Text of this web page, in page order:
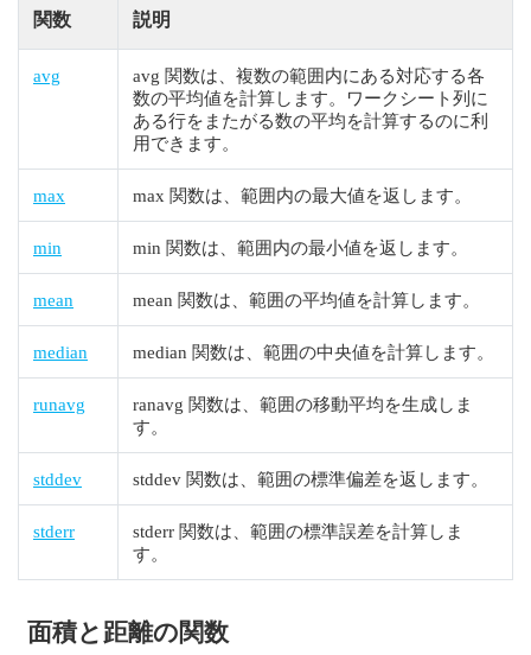
関数 説明
avg
avg 関数は、複数の範囲内にある対応する各
数の平均値を計算します。ワークシート列に
ある行をまたがる数の平均を計算するのに利
用できます。
max max 関数は、範囲内の最大値を返します。
min min 関数は、範囲内の最小値を返します。
mean mean 関数は、範囲の平均値を計算します。
median median 関数は、範囲の中央値を計算します。
runavg
ranavg 関数は、範囲の移動平均を生成しま
す。
stddev stddev 関数は、範囲の標準偏差を返します。
stderr
stderr 関数は、範囲の標準誤差を計算しま
す。
面積と距離の関数